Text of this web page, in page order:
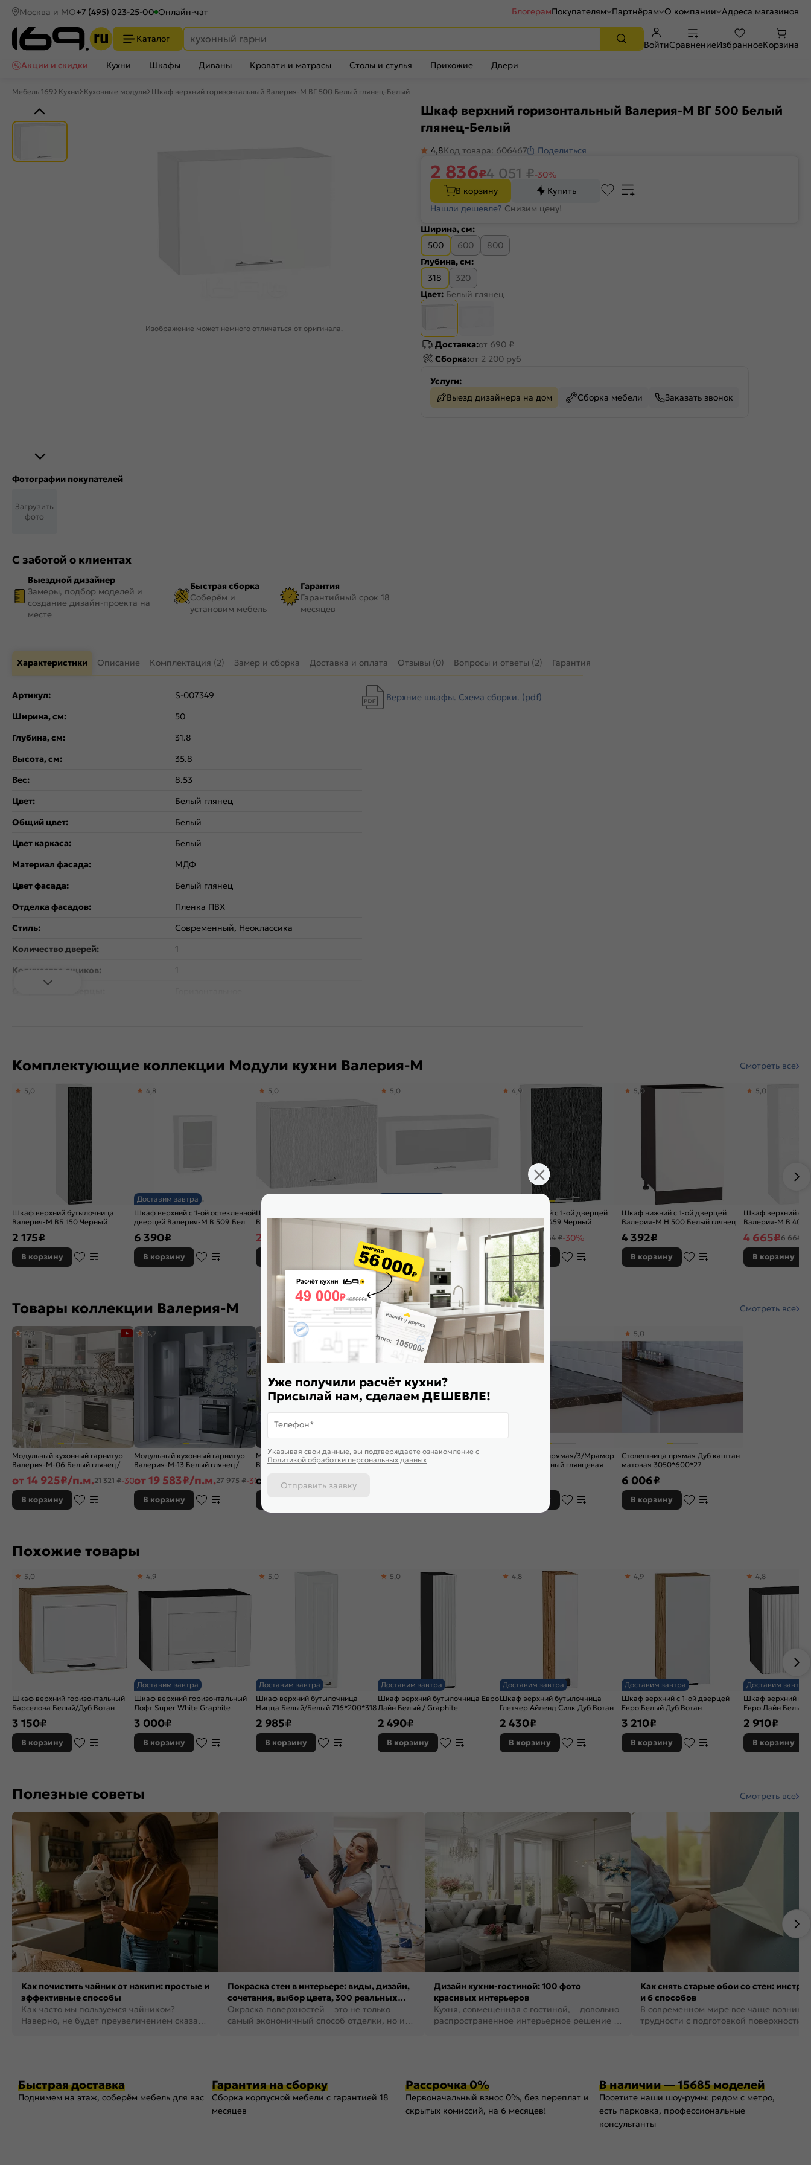
Москва и МО+7 (495) 023-25-00 Онлайн-чат БлогерамПокупателям Партнёрам О компании Адреса магазинов
Каталог
ВойтиСравнениеИзбранноеКорзина
Акции и скидки
Кухни Шкафы Диваны Кровати и матрасы Столы и стулья Прихожие Двери
Мебель 169 Кухни Кухонные модули Шкаф верхний горизонтальный Валерия-М ВГ 500 Белый глянец-Белый
Изображение может немного отличаться от оригинала.
Фотографии покупателей
Загрузить
фото
С заботой о клиентах
Выездной дизайнер
Замеры, подбор моделей и
создание дизайн-проекта на
месте
Быстрая сборка
Соберём и
установим мебель
Гарантия
Гарантийный срок 18
месяцев
Шкаф верхний горизонтальный Валерия-М ВГ 500 Белый
глянец-Белый
4,8Код товара: 606467 Поделиться
2 836₽4 051₽-30%
В корзину
Купить
Нашли дешевле? Снизим цену!
Ширина, см:
500
600
800
Глубина, см:
318
320
Цвет: Белый глянец
Доставка:от 690 ₽
Сборка:от 2 200 руб
Услуги:
Выезд дизайнера на дом
Сборка мебели Заказать звонок
Характеристики Описание Комплектация (2) Замер и сборка Доставка и оплата Отзывы (0) Вопросы и ответы (2) Гарантия
Артикул:
S-007349
Ширина, см:
50
Глубина, см:
31.8
Высота, см:
35.8
Вес:
8.53
Цвет:
Белый глянец
Общий цвет:
Белый
Цвет каркаса:
Белый
Материал фасада:
МДФ
Цвет фасада:
Белый глянец
Отделка фасадов:
Пленка ПВХ
Стиль:
Современный, Неоклассика
Количество дверей:
1
Количество ящиков:
1
Верхние шкафы. Схема сборки. (pdf)
Комплектующие коллекции Модули кухни Валерия-М Смотреть все
Шкаф верхний бутылочница
Валерия-М ВБ 150 Черный
5,0
2 175₽
В корзину
Доставим завтра
Шкаф верхний с 1-ой остекленной
дверцей Валерия-М В 509 Белый
4,8
6 390₽
В корзину
Шкаф верхний горизонтальный
Валерия-М ВГ 500 Серый
металлик дождь светлый-Белый
5,0
2 730
Белый металлик-Белый
5,0
В корзину
Шкаф верхний с 1-ой дверцей
Валерия-М В 459 Черный
металлик дождь-Белый
4,9
5 085₽7 264 ₽-30%
В корзину
Шкаф нижний с 1-ой дверцей
Валерия-М Н 500 Белый глянец-
5,0
4 392₽
В корзину
Шкаф верхний с
Валерия-М В 409
5,0
4 665₽6 664 ₽
В корзину
Товары коллекции Валерия-М Смотреть все
Модульный кухонный гарнитур
Валерия-М-06 Белый глянец/
Белый 2140x1290/2000x600
4,9
от14 925₽/п.м.21 321 ₽-30%
В корзину
Модульный кухонный гарнитур
Валерия-М-13 Белый глянец/
Белый 2336x400x600
4,7
от19 583₽/п.м.27 975 ₽-30%
В корзину
Модульный кухонный гарнитур
Валерия-М-03 Белый
от 22 874
Столешница прямая/3/Дуб
Бунратти матовая 3050*600*27
Столешница прямая/3/Мрамор
марквина черный глянцевая
5,0
В корзину
Столешница прямая Дуб каштан
матовая 3050*600*27
5,0
6 006₽
В корзину
Похожие товары
Шкаф верхний горизонтальный
Барселона Белый/Дуб Вотан
5,0
3 150₽
В корзину
Доставим завтра
Шкаф верхний горизонтальный
Лофт Super White Graphite
4,9
3 000₽
В корзину
Доставим завтра
Шкаф верхний бутылочница
Ницца Белый/Белый 716*200*318
5,0
2 985₽
В корзину
Доставим завтра
Шкаф верхний бутылочница Евро
Лайн Белый / Graphite
5,0
2 490₽
В корзину
Доставим завтра
Шкаф верхний бутылочница
Глетчер Айленд Силк Дуб Вотан
4,8
2 430₽
В корзину
Доставим завтра
Шкаф верхний с 1-ой дверцей
Евро Белый Дуб Вотан
4,9
3 210₽
В корзину
Доставим завтра
Шкаф верхний
Евро Лайн Белый/
4,8
2 910₽
В корзину
Полезные советы Смотреть все
Как почистить чайник от накипи: простые и
эффективные способы
Как часто мы пользуемся чайником?
Наверно, не будет преувеличением сказать,
Покраска стен в интерьере: виды, дизайн,
сочетания, выбор цвета, 300 реальных
фото
Окраска поверхностей – это не только
самый экономичный способ отделки, но и
Дизайн кухни-гостиной: 100 фото
красивых интерьеров
Кухня, совмещенная с гостиной, – довольно
распространенное интерьерное решение в
Как снять старые обои со стен:
и 6 способов
В современном мире все чаще
трудности с подготовкой поверхности
Быстрая доставка
Поднимем на этаж, соберём мебель для вас
Гарантия на сборку
Сборка корпусной мебели с гарантией 18
месяцев
Рассрочка 0%
Первоначальный взнос 0%, без переплат и
скрытых комиссий, на 6 месяцев!
В наличии — 15685 моделей
Посетите наши шоу-румы: рядом с метро,
есть парковка, профессиональные
консультанты
Уже получили расчёт кухни?
Присылай нам, сделаем ДЕШЕВЛЕ!
Телефон*
Указывая свои данные, вы подтверждаете ознакомление c
Политикой обработки персональных данных
Отправить заявку